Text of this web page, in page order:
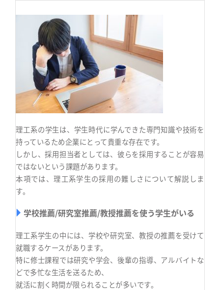
理工系の学生は、学生時代に学んできた専門知識や技術を
持っているため企業にとって貴重な存在です。
しかし、採用担当者としては、彼らを採用することが容易
ではないという課題があります。
本項では、理工系学生の採用の難しさについて解説しま
す。
学校推薦/研究室推薦/教授推薦を使う学生がいる
理工系学生の中には、学校や研究室、教授の推薦を受けて
就職するケースがあります。
特に修士課程では研究や学会、後輩の指導、アルバイトな
どで多忙な生活を送るため、
就活に割く時間が限られることが多いです。